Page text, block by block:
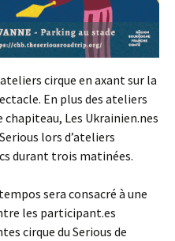
cirque en axant sur la
En plus des ateliers
Les Ukrainien.nes
lors d’ateliers
durant trois matinées.
sera consacré à une
les participant.es
cirque du Serious de